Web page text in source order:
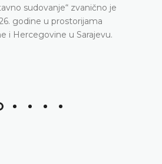
nepopunjenosti
DETALJNIJE